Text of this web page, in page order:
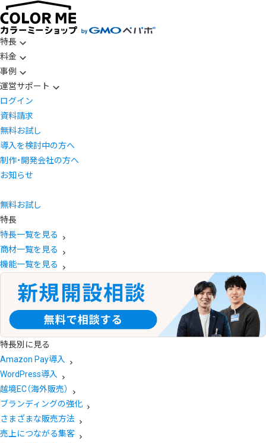
特長
料金
事例
運営サポート
ログイン
資料請求
無料お試し
導入を検討中の方へ
制作・開発会社の方へ
お知らせ
無料お試し
特長
特長一覧を見る
商材一覧を見る
機能一覧を見る
特長別に見る
Amazon Pay導入
WordPress導入
越境EC（海外販売）
ブランディングの強化
さまざまな販売方法
売上につながる集客